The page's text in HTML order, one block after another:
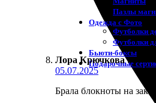
Пазлы
Одежда с Фото
Футболки
Футболки
Бьюти-боксы
Подарочные
Лора Крючкова : ★
05.07.2025
Брала блокноты на